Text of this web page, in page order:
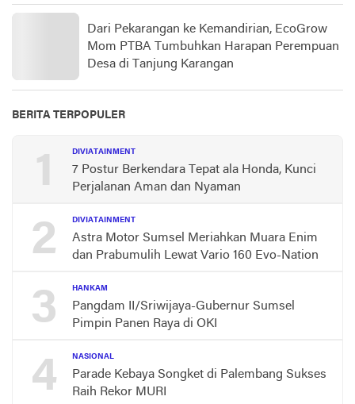
Dari Pekarangan ke Kemandirian, EcoGrow
Mom PTBA Tumbuhkan Harapan Perempuan
Desa di Tanjung Karangan
BERITA TERPOPULER
1 DIVIATAINMENT
7 Postur Berkendara Tepat ala Honda, Kunci
Perjalanan Aman dan Nyaman
2 DIVIATAINMENT
Astra Motor Sumsel Meriahkan Muara Enim
dan Prabumulih Lewat Vario 160 Evo-Nation
3 HANKAM
Pangdam II/Sriwijaya-Gubernur Sumsel
Pimpin Panen Raya di OKI
4 NASIONAL
Parade Kebaya Songket di Palembang Sukses
Raih Rekor MURI